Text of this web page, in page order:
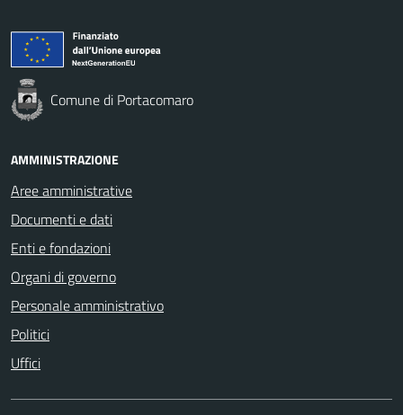
Comune di Portacomaro
AMMINISTRAZIONE
Aree amministrative
Documenti e dati
Enti e fondazioni
Organi di governo
Personale amministrativo
Politici
Uffici